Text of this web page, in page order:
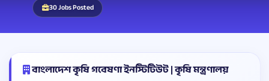
30 Jobs Posted
বাংলাদেশ কৃষি গবেষণা ইনস্টিটিউট | কৃষি মন্ত্রণালয়